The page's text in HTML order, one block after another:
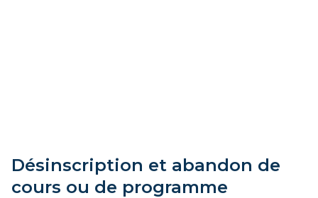
Désinscription et abandon de
cours ou de programme